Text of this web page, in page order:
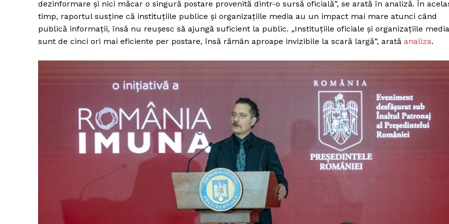
dezinformare și nici măcar o singură postare provenită dintr-o sursă oficială”, se arată în analiză. În
timp, raportul susține că instituțiile publice și organizațiile media au un impact mai mare atunci când
publică informații, însă nu reușesc să ajungă suficient la public. „Instituțiile oficiale și organizațiile media
sunt de cinci ori mai eficiente per postare, însă rămân aproape invizibile la scară largă”, arată analiza.